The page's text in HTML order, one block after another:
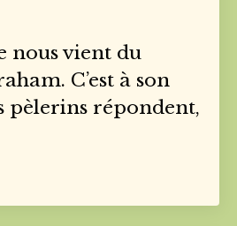
nous vient du
C’est à son
pèlerins répondent,